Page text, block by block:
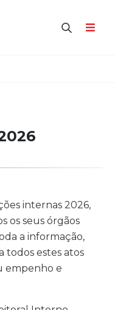
internas 2026,
os seus órgãos
a informação,
todos estes atos
empenho e